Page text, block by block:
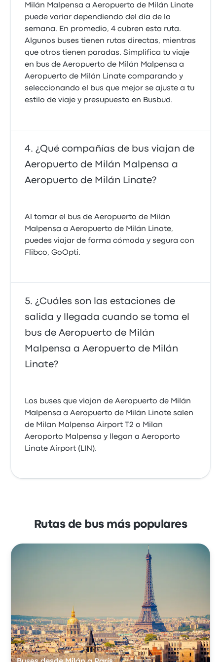
Milán Malpensa a Aeropuerto de Milán Linate
puede variar dependiendo del día de la
semana. En promedio, 4 cubren esta ruta.
Algunos buses tienen rutas directas, mientras
que otros tienen paradas. Simplifica tu viaje
en bus de Aeropuerto de Milán Malpensa a
Aeropuerto de Milán Linate comparando y
seleccionando el bus que mejor se ajuste a tu
estilo de viaje y presupuesto en Busbud.
¿Qué compañías de bus viajan de
Aeropuerto de Milán Malpensa a
Aeropuerto de Milán Linate?
Al tomar el bus de Aeropuerto de Milán
Malpensa a Aeropuerto de Milán Linate,
puedes viajar de forma cómoda y segura con
Flibco, GoOpti.
¿Cuáles son las estaciones de
salida y llegada cuando se toma el
bus de Aeropuerto de Milán
Malpensa a Aeropuerto de Milán
Linate?
Los buses que viajan de Aeropuerto de Milán
Malpensa a Aeropuerto de Milán Linate salen
de Milan Malpensa Airport T2 o Milan
Aeroporto Malpensa y llegan a Aeroporto
Linate Airport (LIN).
Rutas de bus más populares